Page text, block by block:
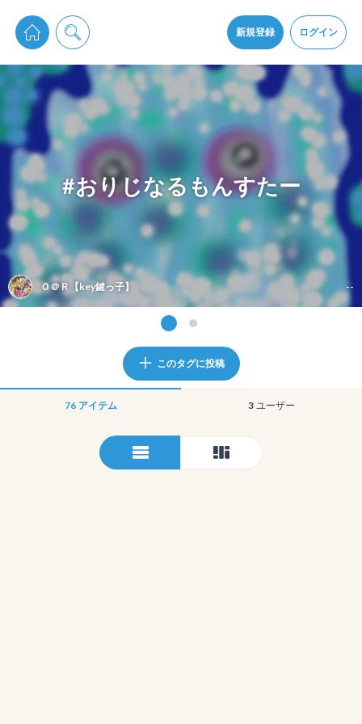
新規登録 ログイン
pixiv Sketchは2024年5月28日付で プライパシーポリシーを改定しました。
通知を受け取るにはここをクリックします
pixiv Sketchアプリでさらに快適に！
アプリをインストール
#おりじなるもんすたー
Ｏ＠Ｒ【key鍵っ子】 --
このタグに投稿
76 アイテム 3 ユーザー